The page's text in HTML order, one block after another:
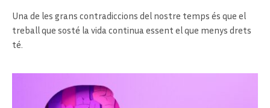
Una de les grans contradiccions del nostre temps és que el
treball que sosté la vida continua essent el que menys drets
té.